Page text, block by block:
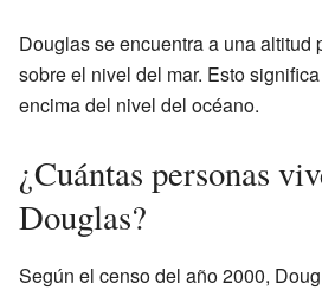
Douglas se encuentra a una altitud
sobre el nivel del mar. Esto
encima del nivel del océano.
¿Cuántas personas
Douglas?
Según el censo del año 2000,